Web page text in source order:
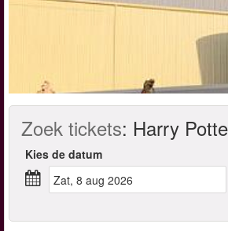
Zoek tickets: Harry
Kies de datum
zat, 8 aug 2026